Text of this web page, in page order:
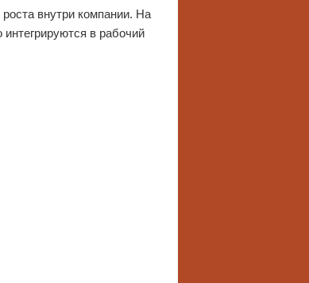
внутри компании. На
в рабочий